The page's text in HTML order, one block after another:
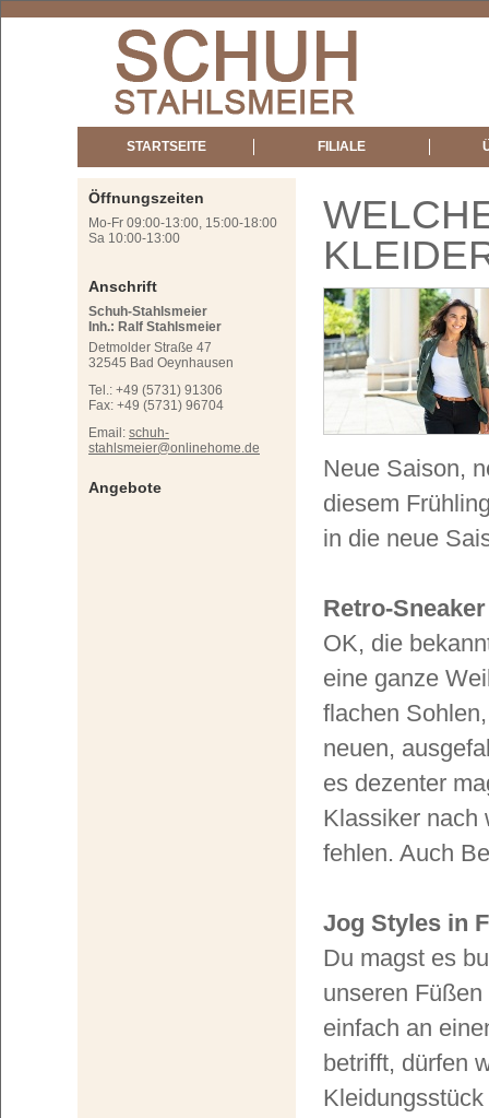
STARTSEITE FILIALE
Öffnungszeiten
Mo-Fr 09:00-13:00, 15:00-18:00
Sa 10:00-13:00
Anschrift
Schuh-Stahlsmeier
Inh.: Ralf Stahlsmeier
Detmolder Straße 47
32545 Bad Oeynhausen
Tel.: +49 (5731) 91306
Fax: +49 (5731) 96704
Email: schuh-
stahlsmeier@onlinehome.de
Angebote
Neue Saison,
diesem
in die neue
Retro-Sneaker
OK, die
eine ganze
flachen
neuen,
es dezenter
Klassiker nach
fehlen. Auch
Jog Styles in
Du magst es
unseren
einfach an
betrifft, dürfen